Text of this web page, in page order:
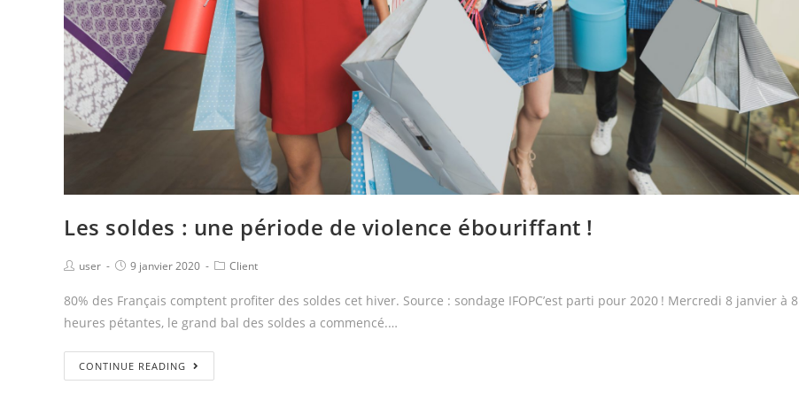
Les soldes : une période de violence ébouriffant !
user 9 janvier 2020 Client
80% des Français comptent profiter des soldes cet hiver. Source : sondage IFOPC’est parti pour 2020 ! Mercredi 8 janvier à 8
heures pétantes, le grand bal des soldes a commencé.…
CONTINUE READING